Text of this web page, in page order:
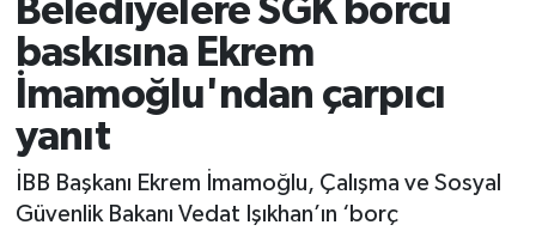
Belediyelere SGK borcu
baskısına Ekrem
İmamoğlu'ndan çarpıcı
yanıt
İBB Başkanı Ekrem İmamoğlu, Çalışma ve Sosyal
Güvenlik Bakanı Vedat Işıkhan’ın ‘borç